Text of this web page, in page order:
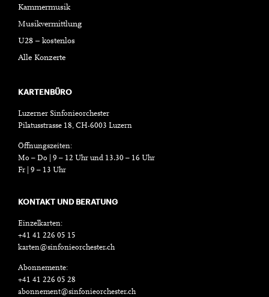
Kammermusik
Musikvermittlung
U28 – kostenlos
Alle Konzerte
KARTENBÜRO
Luzerner Sinfonieorchester
Pilatusstrasse 18, CH-6003 Luzern
Öffnungszeiten:
Mo – Do | 9 – 12 Uhr und 13.30 – 16 Uhr
Fr | 9 – 13 Uhr
KONTAKT UND BERATUNG
Einzelkarten:
+41 41 226 05 15
karten@sinfonieorchester.ch
Abonnemente:
+41 41 226 05 28
abonnement@sinfonieorchester.ch